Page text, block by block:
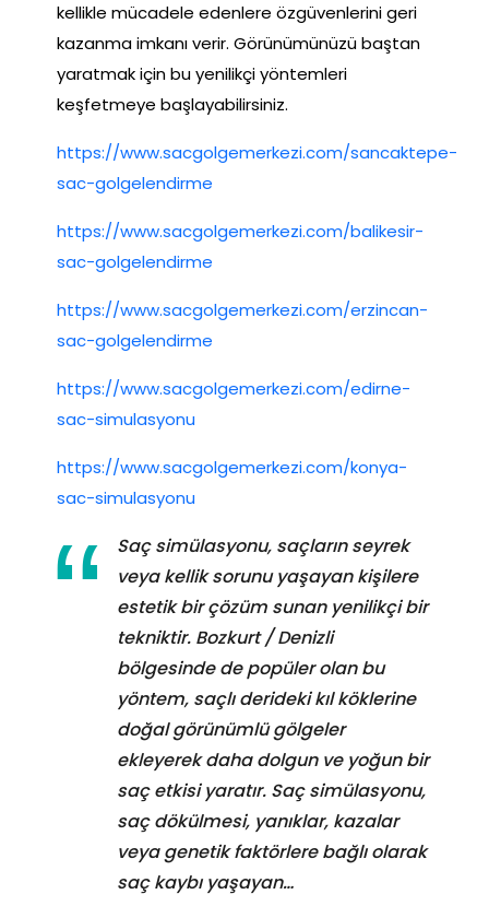
kellikle mücadele edenlere özgüvenlerini geri
kazanma imkanı verir. Görünümünüzü baştan
yaratmak için bu yenilikçi yöntemleri
keşfetmeye başlayabilirsiniz.
https://www.sacgolgemerkezi.com/sancaktepe-
sac-golgelendirme
https://www.sacgolgemerkezi.com/balikesir-
sac-golgelendirme
https://www.sacgolgemerkezi.com/erzincan-
sac-golgelendirme
https://www.sacgolgemerkezi.com/edirne-
sac-simulasyonu
https://www.sacgolgemerkezi.com/konya-
sac-simulasyonu
Saç simülasyonu, saçların seyrek
veya kellik sorunu yaşayan kişilere
estetik bir çözüm sunan yenilikçi bir
tekniktir. Bozkurt / Denizli
bölgesinde de popüler olan bu
yöntem, saçlı derideki kıl köklerine
doğal görünümlü gölgeler
ekleyerek daha dolgun ve yoğun bir
saç etkisi yaratır. Saç simülasyonu,
saç dökülmesi, yanıklar, kazalar
veya genetik faktörlere bağlı olarak
saç kaybı yaşayan…